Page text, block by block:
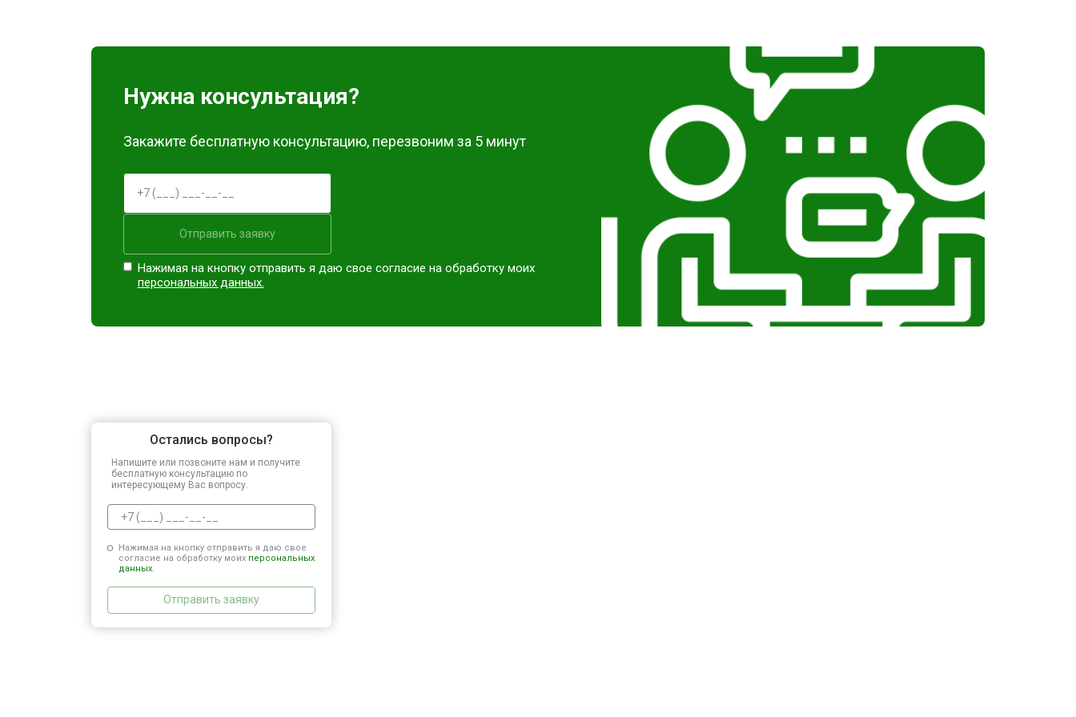
Замена материнской платы от 1100 ₽
Ремонт Blu-Ray от 750 ₽ Заказать
Нужна консультация?
Закажите бесплатную консультацию, перезвоним за 5 минут
Отправить заявку
Нажимая на кнопку отправить я даю свое согласие на обработку моих
персональных данных.
Остались вопросы?
Напишите или позвоните нам и получите
бесплатную консультацию по
интересующему Вас вопросу.
Нажимая на кнопку отправить я даю свое
согласие на обработку моих персональных
данных.
Отправить заявку